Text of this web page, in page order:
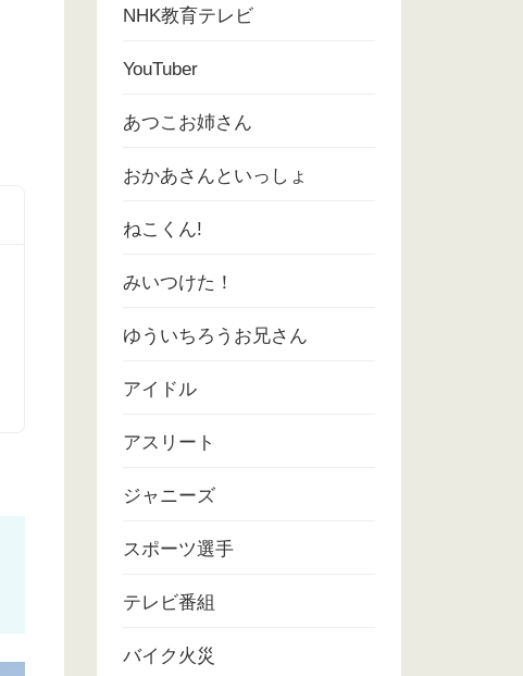
NHK教育テレビ
YouTuber
あつこお姉さん
おかあさんといっしょ
ねこくん!
みいつけた！
ゆういちろうお兄さん
アイドル
アスリート
ジャニーズ
スポーツ選手
テレビ番組
バイク火災